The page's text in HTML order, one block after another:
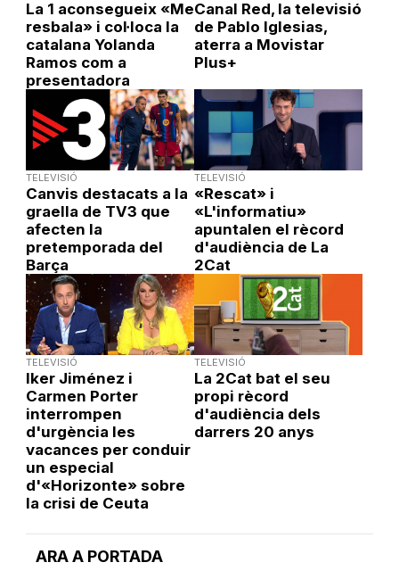
ARA A PORTADA
La 1 aconsegueix «Me
resbala» i col·loca la
catalana Yolanda
Ramos com a
presentadora
Canal Red, la televisió
de Pablo Iglesias,
aterra a Movistar
Plus+
TELEVISIÓ
Canvis destacats a la
graella de TV3 que
afecten la
pretemporada del
Barça
TELEVISIÓ
«Rescat» i
«L'informatiu»
apuntalen el rècord
d'audiència de La
2Cat
TELEVISIÓ
Iker Jiménez i
Carmen Porter
interrompen
d'urgència les
vacances per conduir
un especial
d'«Horizonte» sobre
la crisi de Ceuta
TELEVISIÓ
La 2Cat bat el seu
propi rècord
d'audiència dels
darrers 20 anys